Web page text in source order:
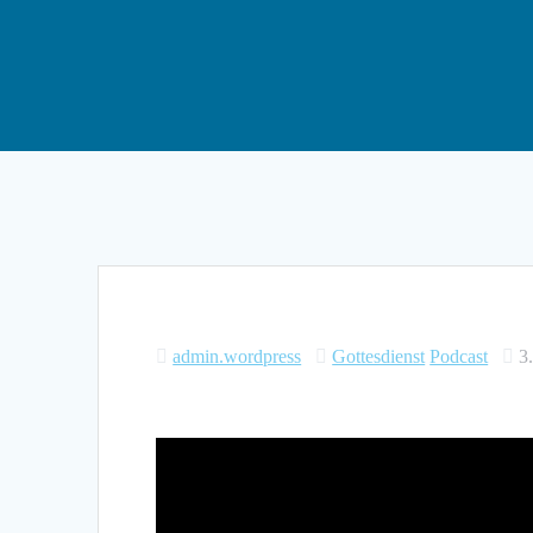
admin.wordpress Gottesdienst Podcast